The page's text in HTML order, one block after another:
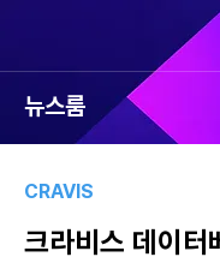
뉴스룸
CRAVIS
크라비스 데이터